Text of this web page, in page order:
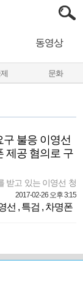
동영상
문화
구 불응 이영선
제공 혐의로 구
받고 있는 이영선 청
2017-02-26 오후 3:15
선 , 특검 , 차명폰